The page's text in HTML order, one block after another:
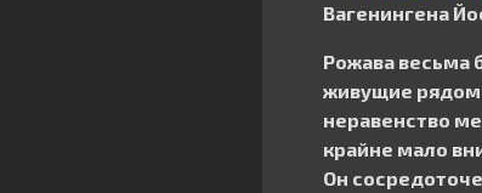
Вагенингена
Рожава весьма
живущие рядом
неравенство
крайне мало
Он